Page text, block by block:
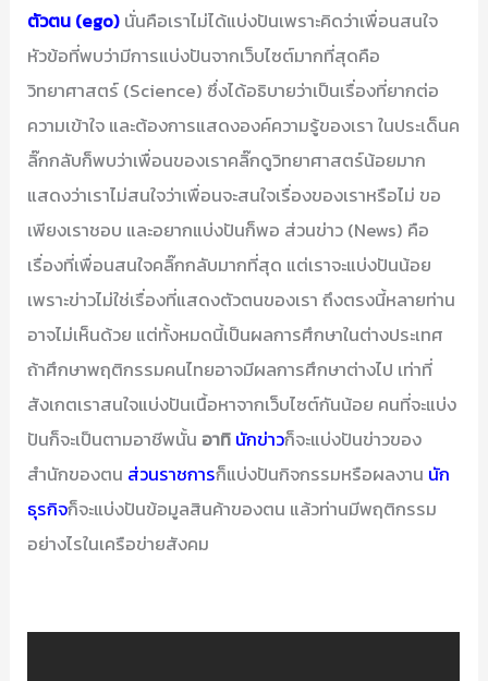
ตัวตน (ego) นั่นคือเราไม่ได้แบ่งปันเพราะคิดว่าเพื่อนสนใจ
หัวข้อที่พบว่ามีการแบ่งปันจากเว็บไซต์มากที่สุดคือ
วิทยาศาสตร์ (Science) ซึ่งได้อธิบายว่าเป็นเรื่องที่ยากต่อ
ความเข้าใจ และต้องการแสดงองค์ความรู้ของเรา ในประเด็นค
ลิ๊กกลับก็พบว่าเพื่อนของเราคลิ๊กดูวิทยาศาสตร์น้อยมาก
แสดงว่าเราไม่สนใจว่าเพื่อนจะสนใจเรื่องของเราหรือไม่ ขอ
เพียงเราชอบ และอยากแบ่งปันก็พอ ส่วนข่าว (News) คือ
เรื่องที่เพื่อนสนใจคลิ๊กกลับมากที่สุด แต่เราจะแบ่งปันน้อย
เพราะข่าวไม่ใช่เรื่องที่แสดงตัวตนของเรา ถึงตรงนี้หลายท่าน
อาจไม่เห็นด้วย แต่ทั้งหมดนี้เป็นผลการศึกษาในต่างประเทศ
ถ้าศึกษาพฤติกรรมคนไทยอาจมีผลการศึกษาต่างไป เท่าที่
สังเกตเราสนใจแบ่งปันเนื้อหาจากเว็บไซต์กันน้อย คนที่จะแบ่ง
ปันก็จะเป็นตามอาชีพนั้น อาทิ นักข่าวก็จะแบ่งปันข่าวของ
สำนักของตน ส่วนราชการก็แบ่งปันกิจกรรมหรือผลงาน นัก
ธุรกิจก็จะแบ่งปันข้อมูลสินค้าของตน แล้วท่านมีพฤติกรรม
อย่างไรในเครือข่ายสังคม